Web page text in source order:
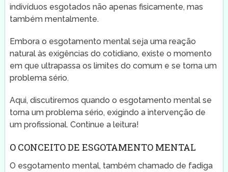
indivíduos esgotados não apenas fisicamente, mas
também mentalmente.
Embora o esgotamento mental seja uma reação
natural às exigências do cotidiano, existe o momento
em que ultrapassa os limites do comum e se torna um
problema sério.
Aqui, discutiremos quando o esgotamento mental se
torna um problema sério, exigindo a intervenção de
um profissional. Continue a leitura!
O CONCEITO DE ESGOTAMENTO MENTAL
O esgotamento mental, também chamado de fadiga